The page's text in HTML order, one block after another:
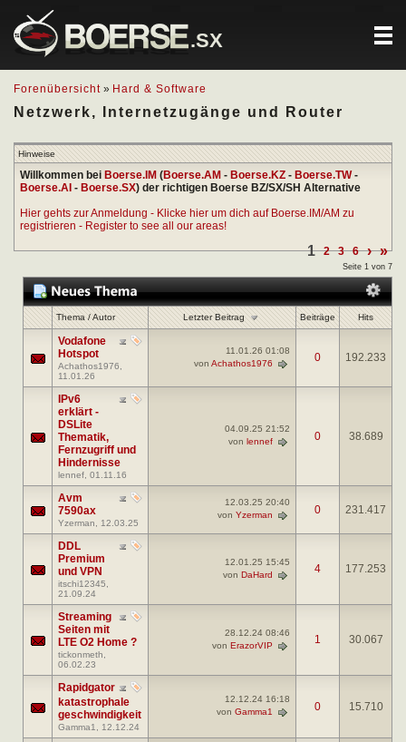
.SX
Forenübersicht » Hard & Software
Netzwerk, Internetzugänge und Router
Hinweise
Willkommen bei Boerse.IM (Boerse.AM - Boerse.KZ - Boerse.TW-
Boerse.AI - Boerse.SX) der richtigen Boerse BZ/SX/SH Alternative
Hier gehts zur Anmeldung - Klicke hier um dich auf Boerse.IM/AM zu
registrieren - Register to see all our areas!
1 2 3 6 › »
Seite 1 von 7
Thema/Autor Letzter Beitrag Beiträge Hits
Vodafone
Hotspot
Achathos1976
11.01.26
11.01.26 01:08
von Achathos1976 0 192.233
IPv6
erklärt -
DSLite
Thematik,
Fernzugriff und
Hindernisse
lennef , 01.11.16
04.09.25 21:52
von lennef 0 38.689
Avm
7590ax
Yzerman , 12.03.25
12.03.25 20:40
von Yzerman 0 231.417
DDL
Premium
und VPN
itschi12345
21.09.24
12.01.25 15:45
von DaHard 4 177.253
Streaming
Seiten mit
LTE O2 Home ?
tickonmeth
06.02.23
28.12.24 08:46
von ErazorVIP 1 30.067
Rapidgator
katastrophale
geschwindigkeit
Gamma1 , 12.12.24
12.12.24 16:18
von Gamma1 0 15.710